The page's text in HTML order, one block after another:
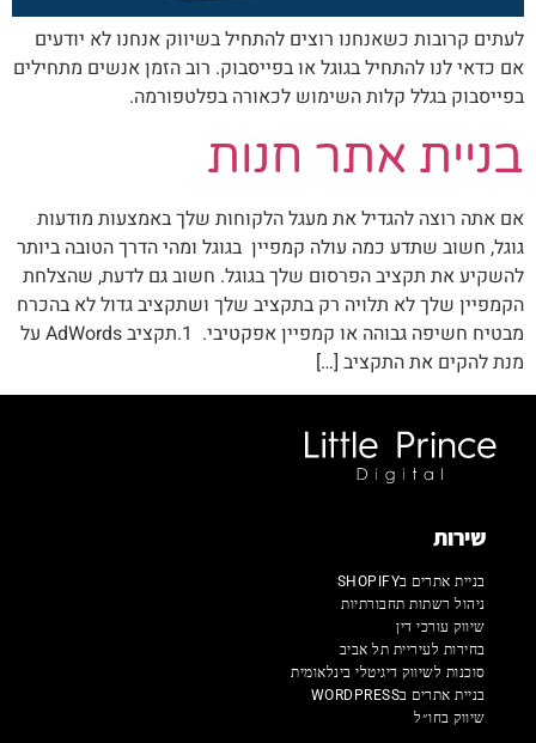
לעתים קרובות כשאנחנו רוצים להתחיל בשיווק אנחנו לא יודעים
אם כדאי לנו להתחיל בגוגל או בפייסבוק. רוב הזמן אנשים מתחילים
בפייסבוק בגלל קלות השימוש לכאורה בפלטפורמה.
בניית אתר חנות​
אם אתה רוצה להגדיל את מעגל הלקוחות שלך באמצעות מודעות
גוגל, חשוב שתדע כמה עולה קמפיין בגוגל ומהי הדרך הטובה ביותר
להשקיע את תקציב הפרסום שלך בגוגל. חשוב גם לדעת, שהצלחת
הקמפיין שלך לא תלויה רק בתקציב שלך ושתקציב גדול לא בהכרח
מבטיח חשיפה גבוהה או קמפיין אפקטיבי. 1.תקציב AdWords על
מנת להקים את התקציב […]
שירות
בניית אתרים בSHOPIFY
ניהול רשתות תחבורתיות
שיווק עורכי דין
בחירות לעיריית תל אביב
סוכנות לשיווק דיגיטלי בינלאומית
בניית אתרים בWORDPRESS
שיווק בחו״ל